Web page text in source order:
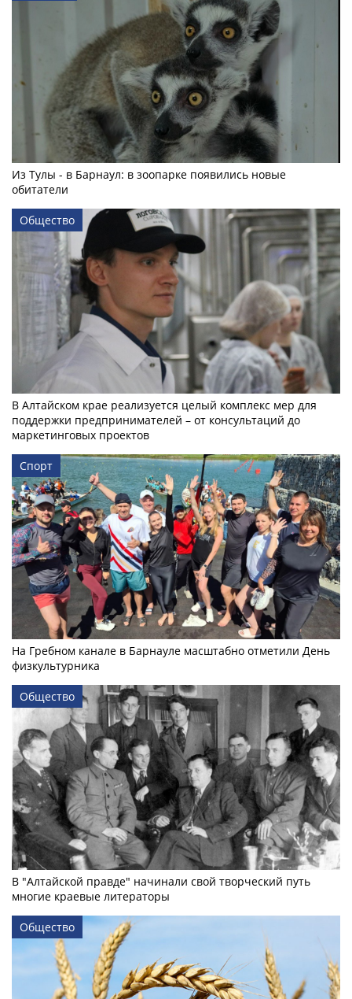
Из Тулы - в Барнаул: в зоопарке появились новые
обитатели
Общество
В Алтайском крае реализуется целый комплекс мер для
поддержки предпринимателей – от консультаций до
маркетинговых проектов
Спорт
На Гребном канале в Барнауле масштабно отметили День
физкультурника
Общество
В "Алтайской правде" начинали свой творческий путь
многие краевые литераторы
Общество